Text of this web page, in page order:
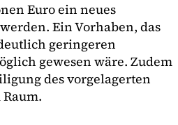
Euro ein neues
Ein Vorhaben, das
geringeren
gewesen wäre. Zudem
des vorgelagerten